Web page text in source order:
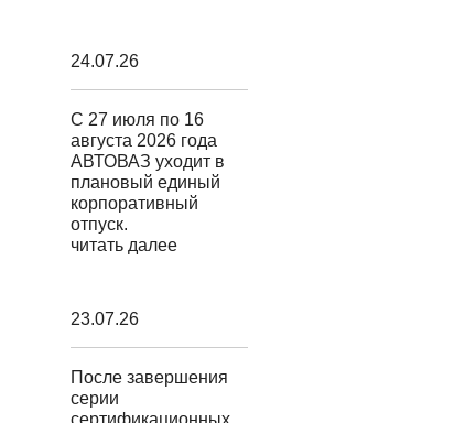
24.07.26
С 27 июля по 16
августа 2026 года
АВТОВАЗ уходит в
плановый единый
корпоративный
отпуск.
читать далее
23.07.26
После завершения
серии
сертификационных